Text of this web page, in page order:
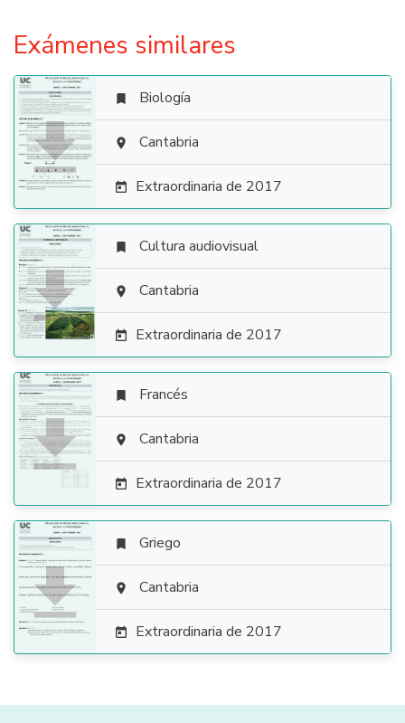
Exámenes similares

 Biología
 Cantabria
 Extraordinaria de 2017

 Cultura audiovisual
 Cantabria
 Extraordinaria de 2017

 Francés
 Cantabria
 Extraordinaria de 2017

 Griego
 Cantabria
 Extraordinaria de 2017